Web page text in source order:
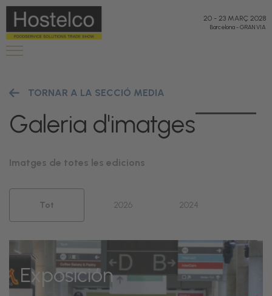
20 - 23 MARÇ 2028
Barcelona-GRAN VIA
TORNAR A LA SECCIÓ MEDIA
Galeria d'imatges
Imatges de totes les edicions
Tot 2026 2024
Exposición